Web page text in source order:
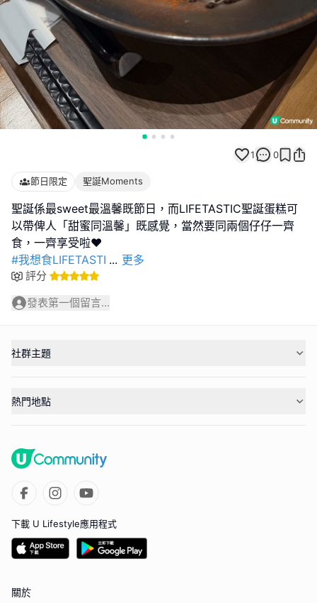
1 0
節日限定 聖誕Moments
聖誕係最sweet最溫馨既節日，而LIFETASTIC聖誕蛋糕可
以帶俾人「甜蜜同溫馨」既感覺，當然要同兩個仔仔一齊
#我想食LIFETASTI ... 更多
評分
發表第一個留言...
社群主題
熱門地點
下載 U Lifestyle應用程式
關於